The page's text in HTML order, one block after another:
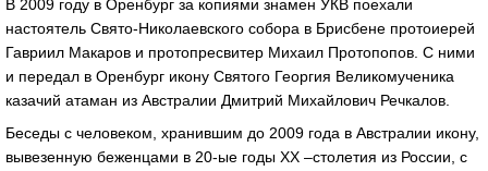
В 2009 году в Оренбург за копиями знамен УКВ поехали
настоятель Свято-Николаевского собора в Брисбене протоиерей
Гавриил Макаров и протопресвитер Михаил Протопопов. С ними
и передал в Оренбург икону Святого Георгия Великомученика
казачий атаман из Австралии Дмитрий Михайлович Речкалов.
Беседы с человеком, хранившим до 2009 года в Австралии икону,
вывезенную беженцами в 20-ые годы ХХ –столетия из России, с